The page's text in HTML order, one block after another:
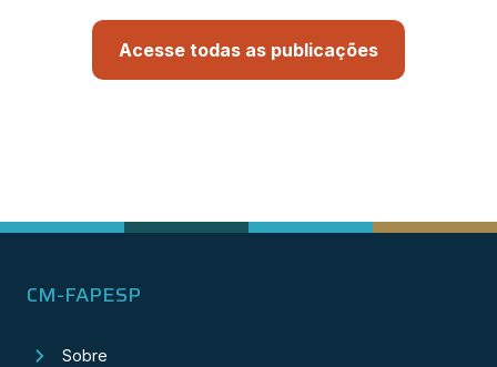
Acesse todas as publicações
CM-FAPESP
Sobre